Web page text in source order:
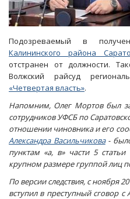
Подозреваемый в
Калининского района
отстранен от должности.
Волжский райсуд
«Четвертая власть».
Напомним, Олег Мортов был
сотрудников УФСБ по
отношении чиновника и его
Александра Васильчикова-
пунктам «а, в» части 5
крупном размере группой лиц
По версии следствия, с ноября
вступил в преступный сговор